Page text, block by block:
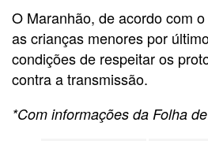
O Maranhão, de acordo com
as crianças menores por
condições de respeitar os
contra a transmissão.
*Com informações da Folha